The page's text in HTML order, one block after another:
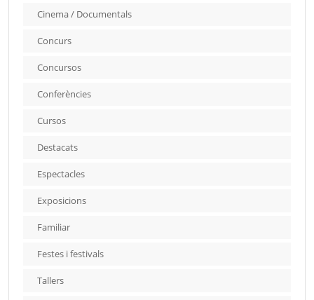
Cinema / Documentals
Concurs
Concursos
Conferències
Cursos
Destacats
Espectacles
Exposicions
Familiar
Festes i festivals
Tallers